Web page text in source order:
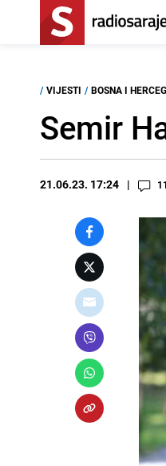
/ VIJESTI / BOSNA I
Semir
21.06.23. 17:24 11